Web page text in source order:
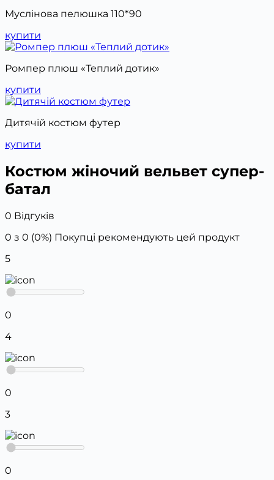
Муслінова пелюшка 110*90
купити
Ромпер плюш «Теплий дотик»
купити
Дитячій костюм футер
купити
Костюм жіночий вельвет супер-
батал
0 Відгуків
0 з 0 (0%) Покупці рекомендують цей продукт
5
0
4
0
3
0